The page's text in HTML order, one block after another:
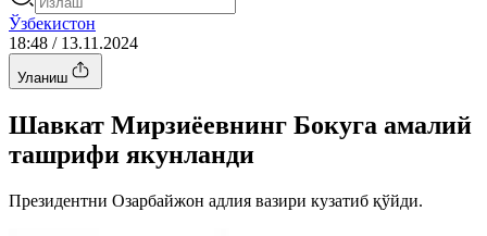
Ўзбекистон
18:48 / 13.11.2024
Уланиш
Шавкат Мирзиёевнинг Бокуга амалий
ташрифи якунланди
Президентни Озарбайжон адлия вазири кузатиб қўйди.